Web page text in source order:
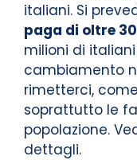
italiani. Si
paga di oltre
milioni di
cambiamento
rimetterci,
soprattutto le
popolazione.
dettagli.